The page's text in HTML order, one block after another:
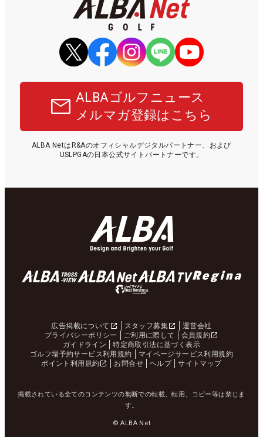
ALBAゴルフニュース
メルマガ登録はこちら
ALBA NetはR&Aのオフィシャルデジタルパートナー、および
USLPGAの日本公式サイトパートナーです。
広告掲載について スタッフ募集
運営会社
プライバシーポリシー
ご利用に際して
会員規約
ガイドライン
特定商取引法に基づく表示
ゴルフ場予約サービス利用規約
マイページサービス利用規約
ポイント利用規約
お問合せ ヘルプ サイトマップ
掲載されている全てのコンテンツの無断での転載、転用、コピー等は禁じま
す。
© ALBA Net